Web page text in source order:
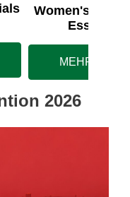
Women's
MEHR
2026